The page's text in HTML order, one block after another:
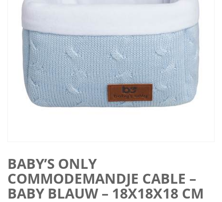
BABY’S ONLY
COMMODEMANDJE CABLE –
BABY BLAUW – 18X18X18 CM